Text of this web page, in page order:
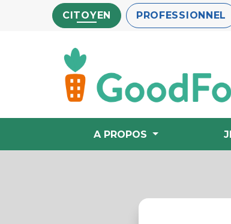
CITOYEN PROFESSIONNEL
A PROPOS